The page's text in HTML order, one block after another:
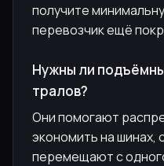
получите
перевозчик ещё
Нужны ли
тралов?
Они помогают
экономить на шинах,
перемещают с